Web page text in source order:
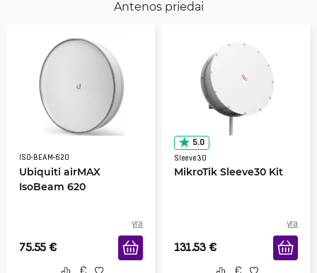
Antenos priedai
ISO-BEAM-620
Ubiquiti airMAX
IsoBeam 620
yra
75.55 €
5.0
Sleeve30
MikroTik Sleeve30 Kit
yra
131.53 €